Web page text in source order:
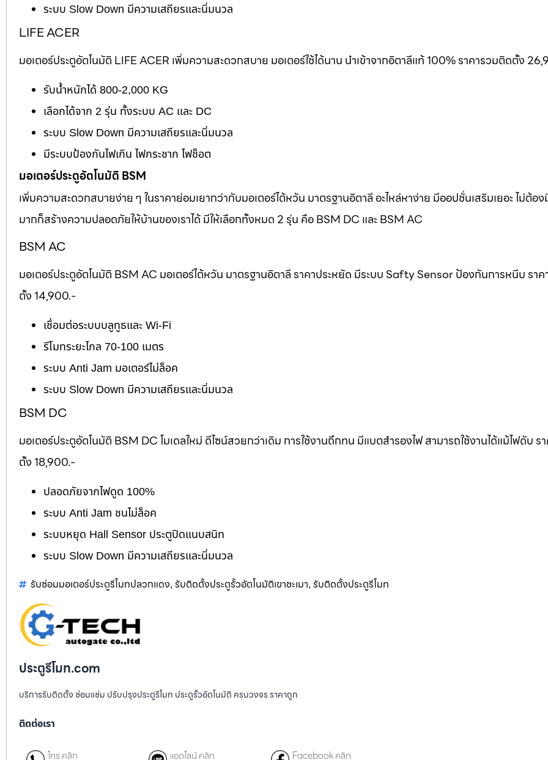
ระบบ Slow Down มีความเสถียรและนิ่มนวล
LIFE ACER
มอเตอร์ประตูอัตโนมัติ LIFE ACER เพิ่มความสะดวกสบาย มอเตอร์ใช้ได้นาน นำเข้าจากอิตาลีแท้ 100% ราคารวมติดตั้ง
รับน้ำหนักได้ 800-2,000 KG
เลือกได้จาก 2 รุ่น ทั้งระบบ AC และ DC
ระบบ Slow Down มีความเสถียรและนิ่มนวล
มีระบบป้องกันไฟเกิน ไฟกระชาก ไฟช็อต
มอเตอร์ประตูอัตโนมัติ BSM
เพิ่มความสะดวกสบายง่าย ๆ ในราคาย่อมเยากว่ากับมอเตอร์ไต้หวัน มาตรฐานอิตาลี อะไหล่หาง่าย มีออปชั่นเสริมเยอะ ไม่ต้อง
มากก็สร้างความปลอดภัยให้บ้านของเราได้ มีให้เลือกทั้งหมด 2 รุ่น คือ BSM DC และ BSM AC
BSM AC
มอเตอร์ประตูอัตโนมัติ BSM AC มอเตอร์ไต้หวัน มาตรฐานอิตาลี ราคาประหยัด มีระบบ Safty Sensor ป้องกันการหนีบ รา
ตั้ง 14,900.-
เชื่อมต่อระบบบลูทูธและ Wi-Fi
รีโมทระยะไกล 70-100 เมตร
ระบบ Anti Jam มอเตอร์ไม่ล็อค
ระบบ Slow Down มีความเสถียรและนิ่มนวล
BSM DC
มอเตอร์ประตูอัตโนมัติ BSM DC โมเดลใหม่ ดีไซน์สวยกว่าเดิม การใช้งานถึกทน มีแบตสำรองไฟ สามารถใช้งานได้แม้ไฟดับ ร
ตั้ง 18,900.-
ปลอดภัยจากไฟดูด 100%
ระบบ Anti Jam ชนไม่ล็อค
ระบบหยุด Hall Sensor ประตูปิดแนบสนิท
ระบบ Slow Down มีความเสถียรและนิ่มนวล
รับซ่อมมอเตอร์ประตูรีโมทปลวกแดง, รับติดตั้งประตูรั้วอัตโนมัติเขาชะเมา, รับติดตั้งประตูรีโมท
ประตูรีโมท.com
บริการรับติดตั้ง ซ่อมแซ่ม ปรับปรุงประตูรีโมท ประตูรั้วอัตโนมัติ ครบวงจร ราคาถูก
ติดต่อเรา
โทร คลิก แอดไลน์ คลิก Facebook คลิก